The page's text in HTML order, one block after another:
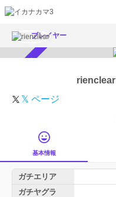
プレイヤー
rienclear
𝕏 ページ
基本情報
ガチエリア
ガチヤグラ